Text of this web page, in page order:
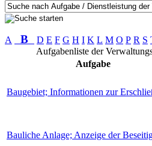
A B D E F G H I K L M O P R S
Aufgabenliste der
Aufgabe
Baugebiet; Informationen zur
Bauliche Anlage; Anzeige der